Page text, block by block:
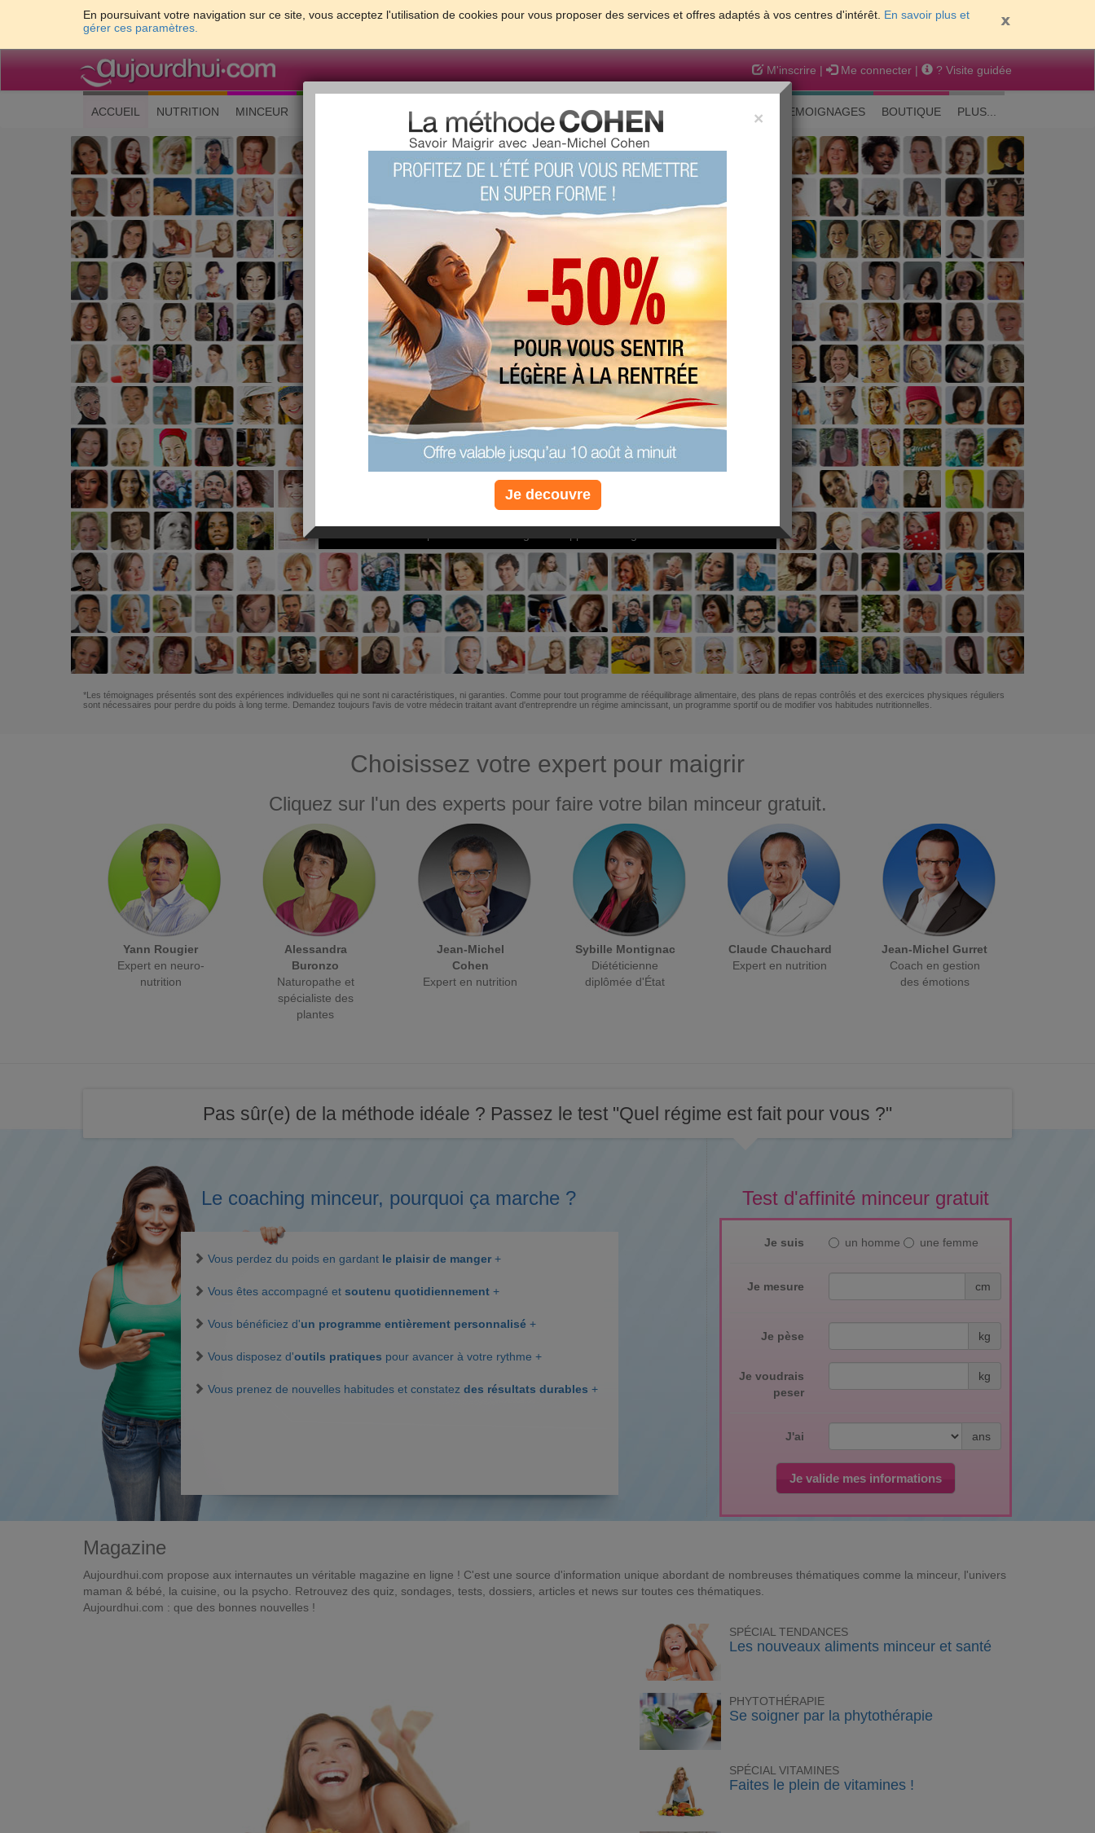
En poursuivant votre navigation sur ce site, vous acceptez l'utilisation de cookies pour vous proposer des services et offres adaptés à vos centres d'intérêt. En savoir plus et
gérer ces paramètres.
M'inscrire | Me connecter | ? Visite guidée
ACCUEIL (current)
NUTRITION MINCEUR FORME & SANTE PSYCHO & TESTS GROSSESSE & BEBE TEMOIGNAGES BOUTIQUE PLUS...
Les meilleures solutions pour maigrir et être bien dans sa peau
PLUS
EFFICACE
PLUS
SANTÉ
PLUS
COACHING
Non, je préfère le régime gratuit
*Les témoignages présentés sont des expériences individuelles qui ne sont ni caractéristiques, ni garanties. Comme pour tout programme de rééquilibrage alimentaire, des plans de repas contrôlés et des exercices physiques réguliers
sont nécessaires pour perdre du poids à long terme. Demandez toujours l'avis de votre médecin traitant avant d'entreprendre un régime amincissant, un programme sportif ou de modifier vos habitudes nutritionnelles.
Choisissez votre expert pour maigrir
Cliquez sur l'un des experts pour faire votre bilan minceur gratuit.
Yann Rougier
Expert en neuro-
nutrition
Alessandra
Buronzo
Naturopathe et
spécialiste des
plantes
Jean-Michel
Cohen
Expert en nutrition
Sybille Montignac
Diététicienne
diplômée d'État
Claude Chauchard
Expert en nutrition
Jean-Michel Gurret
Coach en gestion
des émotions
Pas sûr(e) de la méthode idéale ? Passez le test "Quel régime est fait pour vous ?"
Test d'affinité minceur gratuit
Je suis un homme une femme
Je mesure cm
Je pèse kg
Je voudrais
peser
kg
J'ai ans
Je valide mes informations
Le coaching minceur, pourquoi ça marche ?
Vous perdez du poids en gardant le plaisir de manger +
Vous êtes accompagné et soutenu quotidiennement +
Vous bénéficiez d'un programme entièrement personnalisé +
Vous disposez d'outils pratiques pour avancer à votre rythme +
Vous prenez de nouvelles habitudes et constatez des résultats durables +
Magazine
Aujourdhui.com propose aux internautes un véritable magazine en ligne ! C'est une source d'information unique abordant de nombreuses thématiques comme la minceur, l'univers
maman & bébé, la cuisine, ou la psycho. Retrouvez des quiz, sondages, tests, dossiers, articles et news sur toutes ces thématiques.
Aujourdhui.com : que des bonnes nouvelles !
SPÉCIAL TENDANCES
Les nouveaux aliments minceur et santé
PHYTOTHÉRAPIE
Se soigner par la phytothérapie
SPÉCIAL VITAMINES
Faites le plein de vitamines !
×
Je decouvre